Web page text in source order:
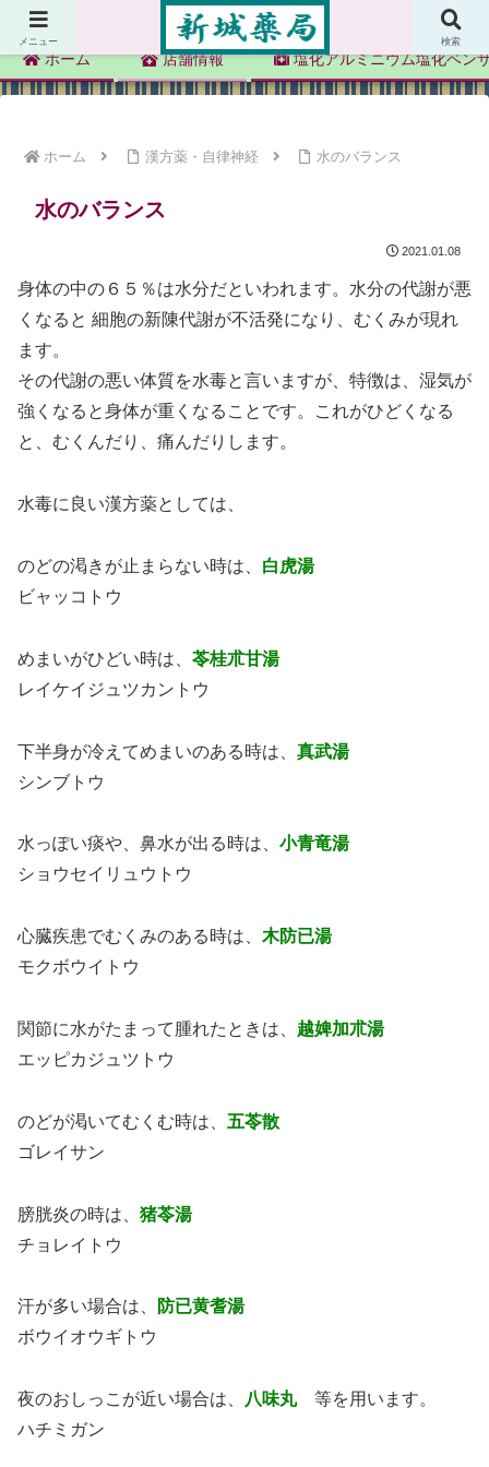
新城薬局
ホーム 店舗情報 塩化アルミニウム塩化ベン
ホーム 漢方薬・自律神経 水のバランス
水のバランス
2021.01.08
身体の中の６５％は水分だといわれます。水分の代謝が悪
くなると 細胞の新陳代謝が不活発になり、むくみが現れ
ます。
その代謝の悪い体質を水毒と言いますが、特徴は、湿気が
強くなると身体が重くなることです。これがひどくなる
と、むくんだり、痛んだりします。
水毒に良い漢方薬としては、
のどの渇きが止まらない時は、 白虎湯
ビャッコトウ
めまいがひどい時は、 苓桂朮甘湯
レイケイジュツカントウ
下半身が冷えてめまいのある時は、 真武湯
シンブトウ
水っぽい痰や、鼻水が出る時は、 小青竜湯
ショウセイリュウトウ
心臓疾患でむくみのある時は、 木防已湯
モクボウイトウ
関節に水がたまって腫れたときは、 越婢加朮湯
エッピカジュツトウ
のどが渇いてむくむ時は、 五苓散
ゴレイサン
膀胱炎の時は、 猪苓湯
チョレイトウ
汗が多い場合は、
防已黄耆湯
ボウイオウギトウ
夜のおしっこが近い場合は、 八味丸等を用います。
ハチミガン
メニュー 検索